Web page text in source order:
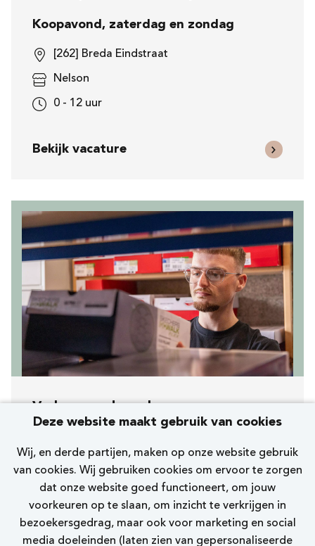
Deze website maakt gebruik van cookies
Wij, en derde partijen, maken op onze website gebruik
van cookies. Wij gebruiken cookies om ervoor te zorgen
dat onze website goed functioneert, om jouw
voorkeuren op te slaan, om inzicht te verkrijgen in
bezoekersgedrag, maar ook voor marketing en social
media doeleinden (laten zien van gepersonaliseerde
Koopavond, zaterdag en zondag
[262] Breda Eindstraat
Nelson
0 - 12 uur
Bekijk vacature
Verkoopmedewerker
Skechers
15 - 28 uur
Bekijk vacature